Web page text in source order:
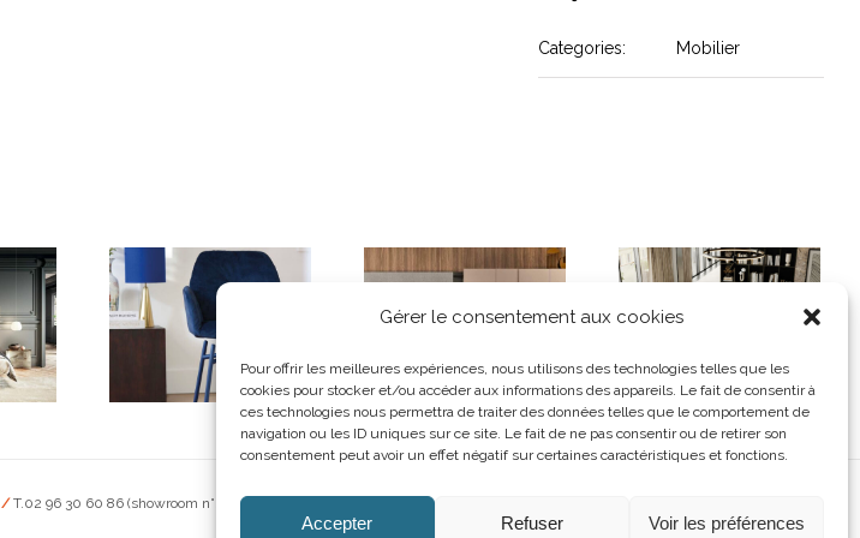
Gérer le consentement aux cookies
Pour offrir les meilleures expériences, nous utilisons des technologies telles que les
cookies pour stocker et/ou accéder aux informations des appareils. Le fait de consentir à
ces technologies nous permettra de traiter des données telles que le comportement de
navigation ou les ID uniques sur ce site. Le fait de ne pas consentir ou de retirer son
consentement peut avoir un effet négatif sur certaines caractéristiques et fonctions.
Accepter Refuser Voir les préférences
Categories: Mobilier
Chaise Mood
Meuble TV – ALF
/T.02 96 30 60 86 (showroom n°2)
aubry-